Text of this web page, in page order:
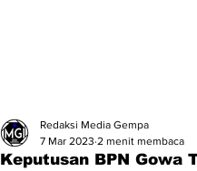
Keputusan BPN Gowa
Redaksi Media Gempa
7 Mar 2023 2 menit membaca